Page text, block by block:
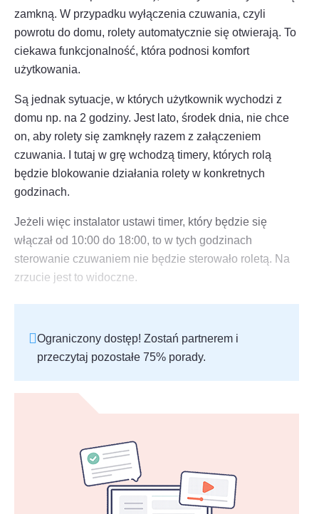
zamkną. W przypadku wyłączenia czuwania, czyli
powrotu do domu, rolety automatycznie się otwierają. To
ciekawa funkcjonalność, która podnosi komfort
użytkowania.
Są jednak sytuacje, w których użytkownik wychodzi z
domu np. na 2 godziny. Jest lato, środek dnia, nie chce
on, aby rolety się zamknęły razem z załączeniem
czuwania. I tutaj w grę wchodzą timery, których rolą
będzie blokowanie działania rolety w konkretnych
godzinach.
Jeżeli więc instalator ustawi timer, który będzie się
włączał od 10:00 do 18:00, to w tych godzinach
sterowanie czuwaniem nie będzie sterowało roletą. Na
zrzucie jest to widoczne.
Ograniczony dostęp! Zostań partnerem i
przeczytaj pozostałe 75% porady.